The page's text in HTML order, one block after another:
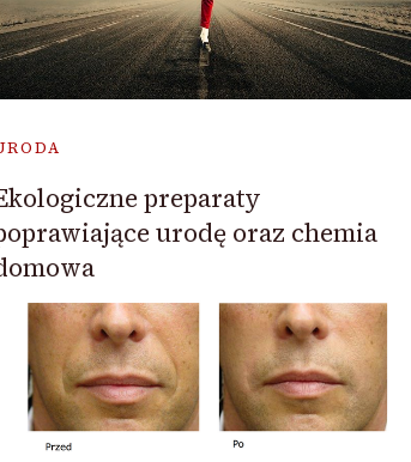
preparaty
urodę oraz chemia